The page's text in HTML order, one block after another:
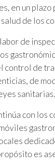
en un
de los
de
control de
de
sanitarias.
con los
es